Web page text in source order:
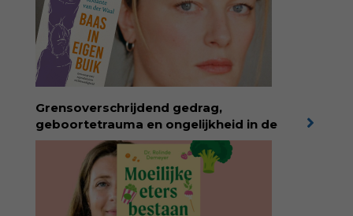
boekjes en hapsnap-filmpjes. Het mooiste
kindertijdschrift van Nederland; met liefde en
kunde voor taal, beeld en tekeningen die
spat van elke pagina. Dat vóel je. Dat voelt je
kind. Abonneer via
wonderwoud.nl/abonneren**
korting met code:
KIIND10
Grensoverschrijdend gedrag,
geboortetrauma en ongelijkheid in de
geboortezorg:in Baas in eigen buik verbindt
filosoof en vroedvrouw Rodante van der Waal
persoonlijke ervaringen aan structureel
onrecht en introduceert ze reproductieve
rechtvaardigheid als een collectieve, radicale